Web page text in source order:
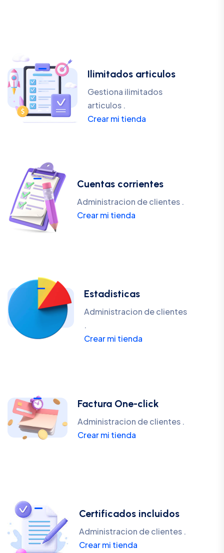
Ilimitados articulos
Gestiona ilimitados
articulos .
Crear mi tienda
Cuentas corrientes
Administracion de clientes .
Crear mi tienda
Estadisticas
Administracion de clientes
.
Crear mi tienda
Factura One-click
Administracion de clientes .
Crear mi tienda
Certificados incluidos
Administracion de clientes .
Crear mi tienda